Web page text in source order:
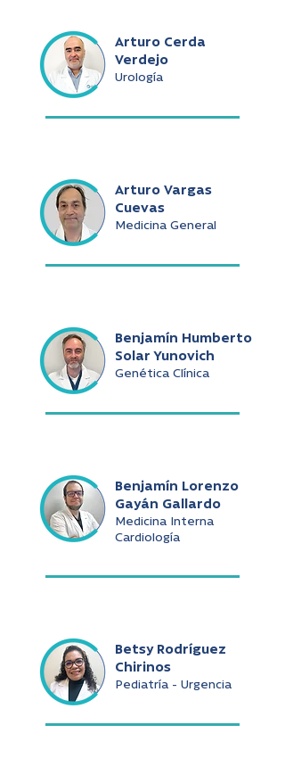
Arturo Cerda
Verdejo
Urología
Arturo Vargas
Cuevas
Medicina General
Benjamín Humberto
Solar Yunovich
Genética Clínica
Benjamín Lorenzo
Gayán Gallardo
Medicina Interna
Cardiología
Betsy Rodríguez
Chirinos
Pediatría - Urgencia